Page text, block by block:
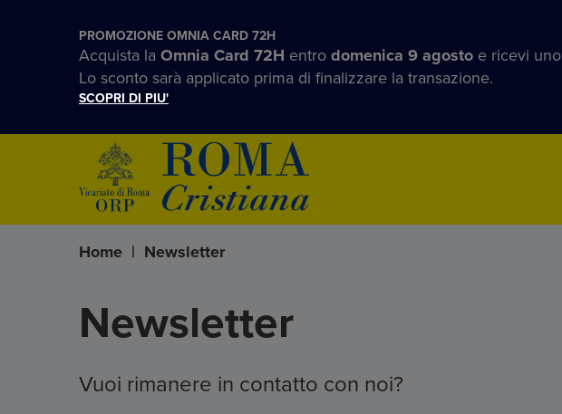
PROMOZIONE OMNIA CARD 72H
Acquista la Omnia Card 72H entro domenica 9 agosto e ricevi uno
Lo sconto sarà applicato prima di finalizzare la transazione.
SCOPRI DI PIU'
Home | Newsletter
Newsletter
Vuoi rimanere in contatto con noi?